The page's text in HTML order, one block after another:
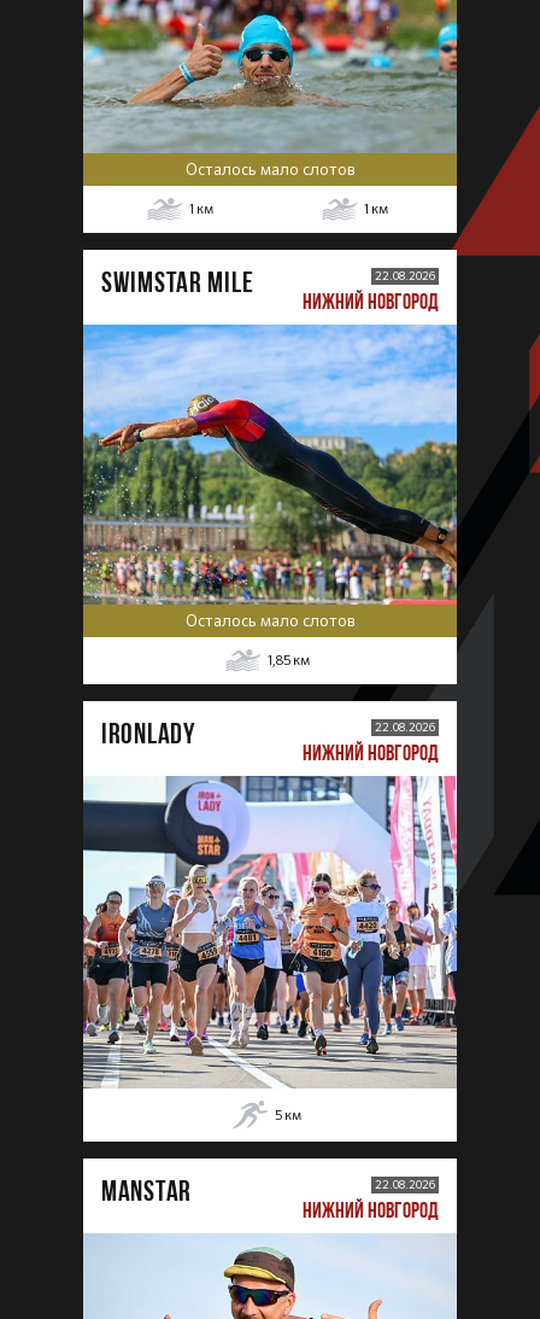
Осталось мало слотов
1 км 1 км
SWIMSTAR MILE 22.08.2026
НИЖНИЙ НОВГОРОД
Осталось мало слотов
1,85 км
IRONLADY 22.08.2026
НИЖНИЙ НОВГОРОД
5 км
MANSTAR 22.08.2026
НИЖНИЙ НОВГОРОД